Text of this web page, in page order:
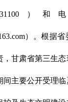
）和
）。根据
，甘肃省第三生
间主要公开受理临